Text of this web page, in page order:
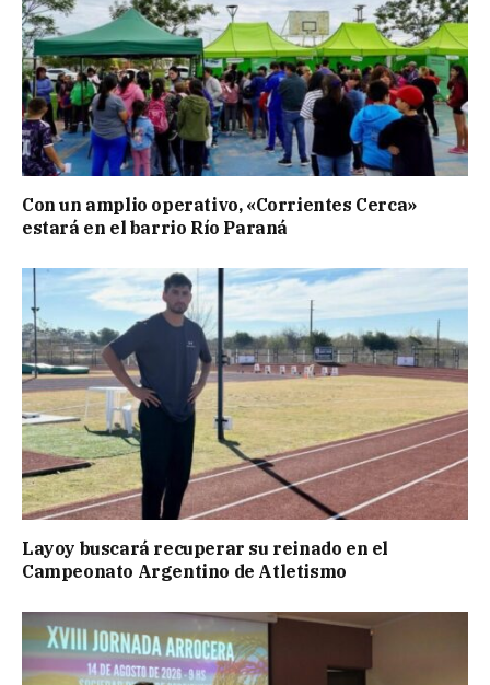
Con un amplio operativo, «Corrientes Cerca»
estará en el barrio Río Paraná
Layoy buscará recuperar su reinado en el
Campeonato Argentino de Atletismo